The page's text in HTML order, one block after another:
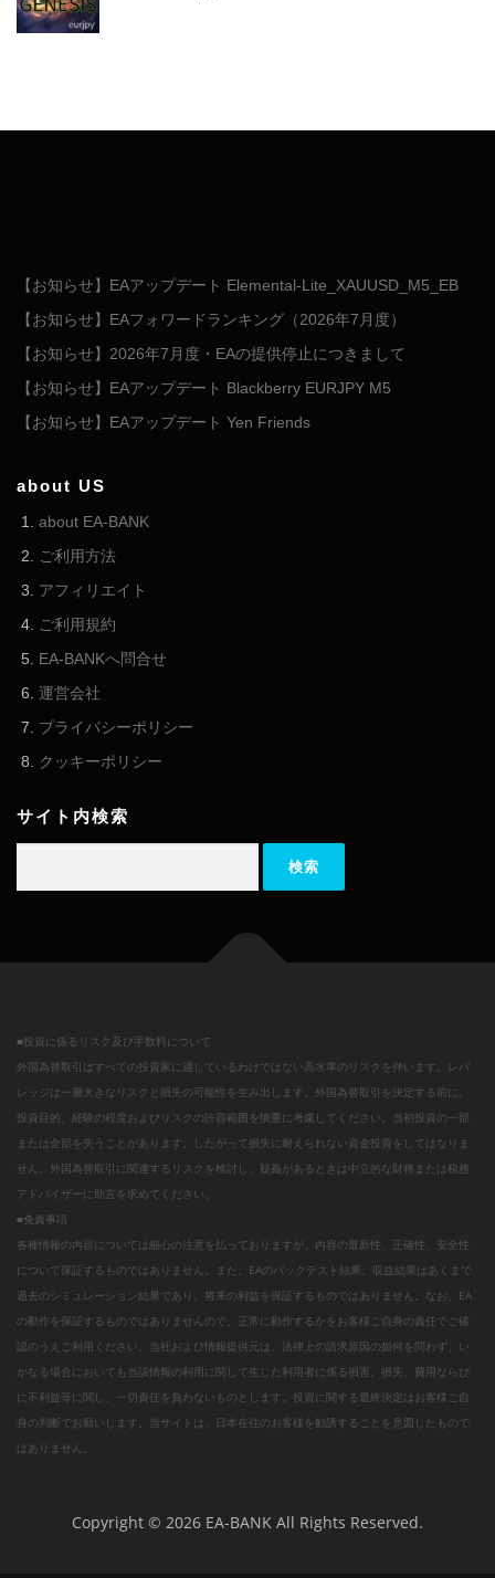
【お知らせ】EAアップデート Elemental-Lite_XAUUSD_M5_EB
【お知らせ】EAフォワードランキング（2026年7月度）
【お知らせ】2026年7月度・EAの提供停止につきまして
【お知らせ】EAアップデート Blackberry EURJPY M5
【お知らせ】EAアップデート Yen Friends
about US
about EA-BANK
ご利用方法
アフィリエイト
ご利用規約
EA-BANKへ問合せ
運営会社
プライバシーポリシー
クッキーポリシー
サイト内検索
■投資に係るリスク及び手数料について
外国為替取引はすべての投資家に適しているわけではない高水準のリスクを伴います。レバ
レッジは一層大きなリスクと損失の可能性を生み出します。外国為替取引を決定する前に、
投資目的、経験の程度およびリスクの許容範囲を慎重に考慮してください。当初投資の一部
または全部を失うことがあります。したがって損失に耐えられない資金投資をしてはなりま
せん。外国為替取引に関連するリスクを検討し、疑義があるときは中立的な財務または税務
アドバイザーに助言を求めてください。
■免責事項
各種情報の内容については細心の注意を払っておりますが、内容の最新性、正確性、安全性
について保証するものではありません。また、EAのバックテスト結果、収益結果はあくまで
過去のシミュレーション結果であり、将来の利益を保証するものではありません。なお、EA
の動作を保証するものではありませんので、正常に動作するかをお客様ご自身の責任でご確
認のうえご利用ください。当社および情報提供元は、法律上の請求原因の如何を問わず、い
かなる場合においても当該情報の利用に関して生じた利用者に係る損害、損失、費用ならび
に不利益等に関し、一切責任を負わないものとします。投資に関する最終決定はお客様ご自
身の判断でお願いします。当サイトは、日本在住のお客様を勧誘することを意図したもので
はありません。
Copyright © 2026 EA-BANK All Rights Reserved.